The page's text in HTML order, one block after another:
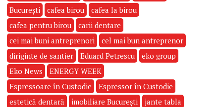
București
cafea birou
cafea la birou
cafea pentru birou
carii dentare
cei mai buni antreprenori
cel mai bun antreprenor
diriginte de santier
Eduard Petrescu
eko group
Eko News
ENERGY WEEK
Espressoare în Custodie
Espressor în Custodie
estetică dentară
imobiliare București
jante tabla